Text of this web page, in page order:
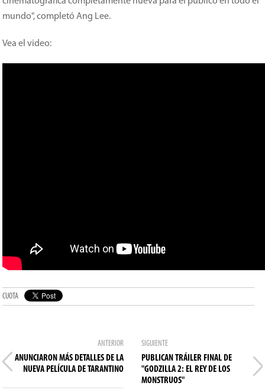
mundo", completó Ang Lee.
Vea el video:
CUOTA
ANTERIOR
ANUNCIARON MÁS DETALLES DE LA
NUEVA PELÍCULA DE TARANTINO
SIGUIENTE
PUBLICAN TRÁILER FINAL DE
"GODZILLA 2: EL REY DE LOS
MONSTRUOS"